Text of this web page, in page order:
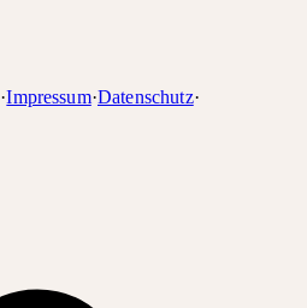
·Impressum·Datenschutz·